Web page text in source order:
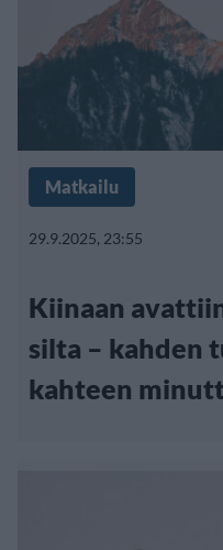
Matkailu
29.9.2025, 23:55
Kiinaan
silta – kahden
kahteen